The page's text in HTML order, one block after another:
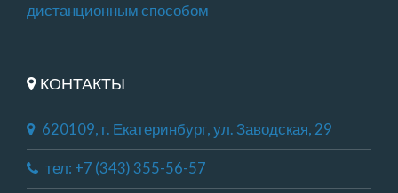
дистанционным способом
КОНТАКТЫ
620109, г. Екатеринбург, ул. Заводская, 29
тел: +7 (343) 355-56-57